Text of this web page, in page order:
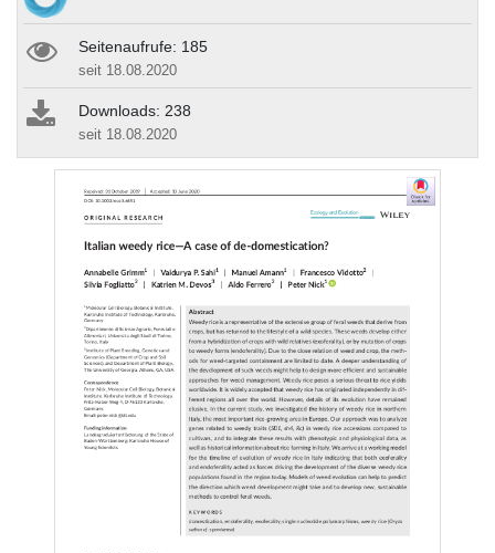
Seitenaufrufe: 185
seit 18.08.2020
Downloads: 238
seit 18.08.2020